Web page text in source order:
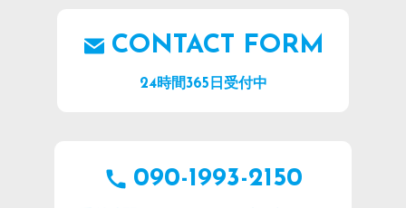
CONTACT FORM
24時間365日受付中
090-1993-2150